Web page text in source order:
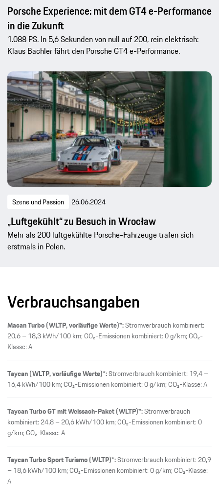
Porsche Experience: mit dem GT4 e-Performance
in die Zukunft
1.088 PS. In 5,6 Sekunden von null auf 200, rein elektrisch:
Klaus Bachler fährt den Porsche GT4 e-Performance.
Szene und Passion 26.06.2024
„Luftgekühlt“ zu Besuch in Wrocław
Mehr als 200 luftgekühlte Porsche-Fahrzeuge trafen sich
erstmals in Polen.
Verbrauchsangaben
Macan Turbo (WLTP, vorläufige Werte)*:Stromverbrauch kombiniert:
20,6 – 18,3 kWh/100 km; CO₂-Emissionen kombiniert: 0 g/km; CO₂-
Klasse: A
Taycan (WLTP, vorläufige Werte)*:Stromverbrauch kombiniert: 19,4 –
16,4 kWh/100 km; CO₂-Emissionen kombiniert: 0 g/km; CO₂-Klasse: A
Taycan Turbo GT mit Weissach-Paket (WLTP)*:Stromverbrauch
kombiniert: 24,8 – 20,6 kWh/100 km; CO₂-Emissionen kombiniert: 0
g/km; CO₂-Klasse: A
Taycan Turbo Sport Turismo (WLTP)*:Stromverbrauch kombiniert: 20,9
– 18,6 kWh/100 km; CO₂-Emissionen kombiniert: 0 g/km; CO₂-Klasse:
A